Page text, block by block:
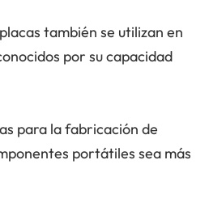
también se utilizan en
por su capacidad
para la fabricación de
portátiles sea más